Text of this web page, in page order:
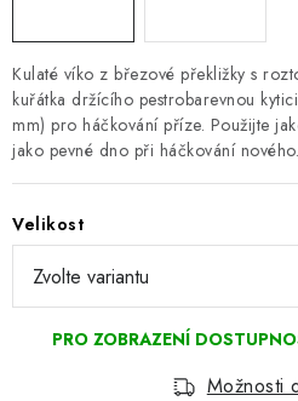
Kulaté víko z březové překližky s
kuřátka držícího pestrobarevnou
mm) pro háčkování příze. Použijte
jako pevné dno při háčkování nového.
Velikost
Možnosti